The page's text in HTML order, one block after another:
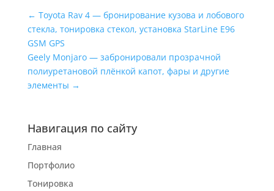
← Toyota Rav 4 — бронирование кузова и лобового
стекла, тонировка стекол, установка StarLine E96
GSM GPS
Geely Monjaro — забронировали прозрачной
полиуретановой плёнкой капот, фары и другие
элементы →
Навигация по сайту
Главная
Портфолио
Тонировка